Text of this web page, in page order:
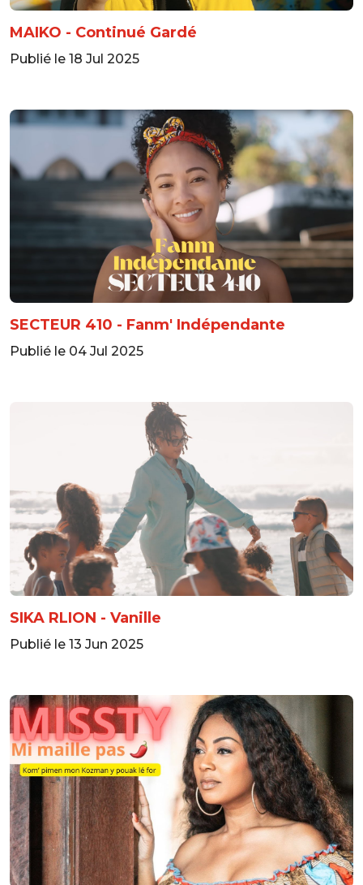
MAIKO - Continué Gardé
Publié le 18 Jul 2025
SECTEUR 410 - Fanm' Indépendante
Publié le 04 Jul 2025
SIKA RLION - Vanille
Publié le 13 Jun 2025